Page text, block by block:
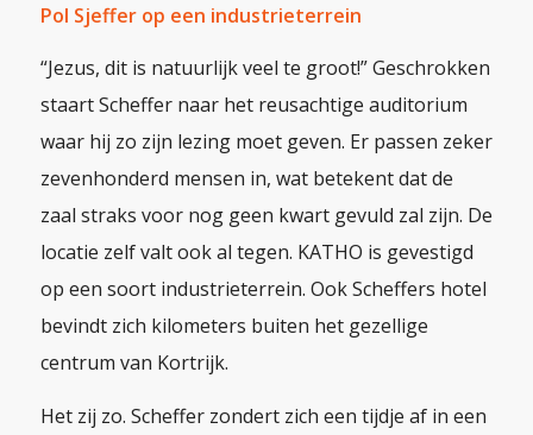
Pol Sjeffer op een industrieterrein
“Jezus, dit is natuurlijk veel te groot!” Geschrokken
staart Scheffer naar het reusachtige auditorium
waar hij zo zijn lezing moet geven. Er passen zeker
zevenhonderd mensen in, wat betekent dat de
zaal straks voor nog geen kwart gevuld zal zijn. De
locatie zelf valt ook al tegen. KATHO is gevestigd
op een soort industrieterrein. Ook Scheffers hotel
bevindt zich kilometers buiten het gezellige
centrum van Kortrijk.
Het zij zo. Scheffer zondert zich een tijdje af in een